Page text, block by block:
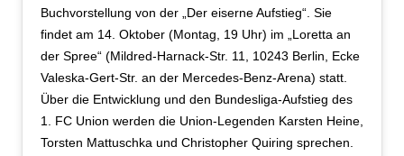
Buchvorstellung von der „Der eiserne Aufstieg“. Sie
findet am 14. Oktober (Montag, 19 Uhr) im „Loretta an
der Spree“ (Mildred-Harnack-Str. 11, 10243 Berlin, Ecke
Valeska-Gert-Str. an der Mercedes-Benz-Arena) statt.
Über die Entwicklung und den Bundesliga-Aufstieg des
1. FC Union werden die Union-Legenden Karsten Heine,
Torsten Mattuschka und Christopher Quiring sprechen.